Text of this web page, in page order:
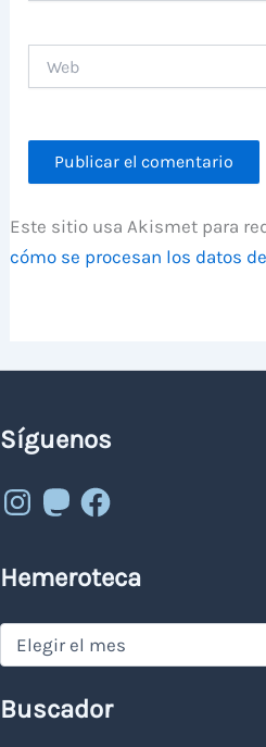
Este sitio usa Akismet para
cómo se procesan los datos
Síguenos
Instagram
MastodonFacebook
Hemeroteca
Hemeroteca
Buscador